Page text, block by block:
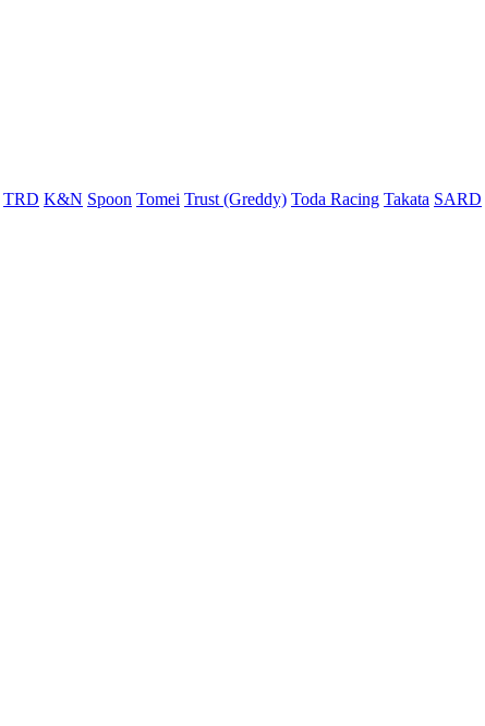
TRD K&N Spoon Tomei Trust (Greddy) Toda Racing Takata SARD